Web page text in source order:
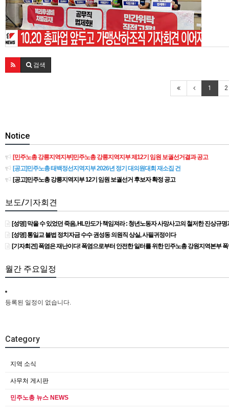
검색
1 2
Notice
[민주노총 강릉지역지부]민주노총 강릉지역지부 제12기 임원 보궐선거결과 공고
[공고]민주노총 태백정선지역지부 2026년 정기 대의원대회 재소집 건
[공고]민주노총 강릉지역지부 12기 임원 보궐선거 후보자 확정 공고
보도/기자회견
[성명] 막을 수 있었던 죽음, HL만도가 책임져라 : 청년노동자 사망사고의 철저한 진상규
[성명] 통일교 불법 정치자금 수수 권성동 의원직 상실, 사필귀정이다
[기자회견] 폭염은 재난이다! 폭염으로부터 안전한 일터를 위한 민주노총 강원지역본부
월간 주요일정
등록된 일정이 없습니다.
Category
지역 소식
사무처 게시판
민주노총 뉴스 NEWS